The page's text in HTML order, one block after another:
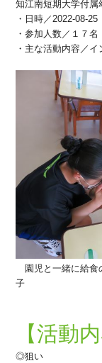
知江南短期大学付属
・日時／2022-08-25
・参加人数／１７
・主な活動内容／
園児と一緒に給食
子
【活動内
◎狙い